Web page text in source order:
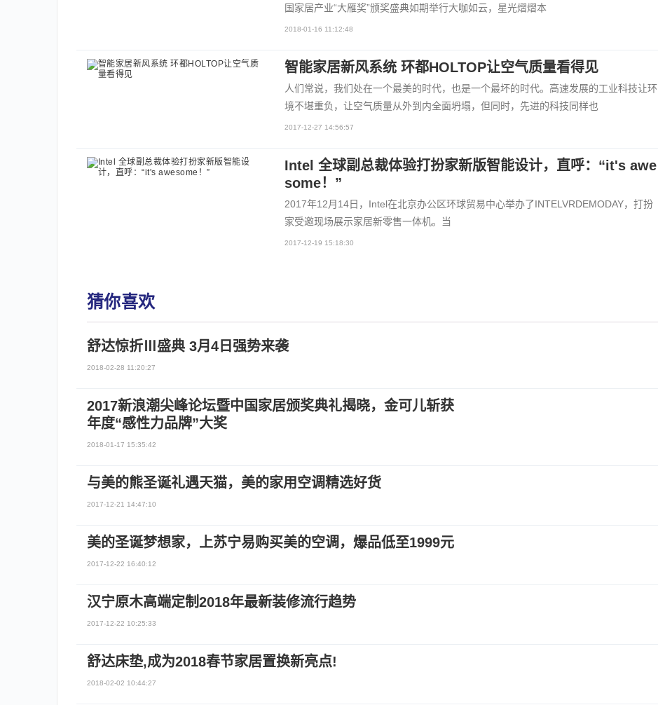
国家居产业“大雁奖”颁奖盛典如期举行大咖如云，星光熠熠本
2018-01-16 11:12:48
智能家居新风系统 环都HOLTOP让空气质量看得见
人们常说，我们处在一个最美的时代，也是一个最坏的时代。高速发展的工业科技让环
境不堪重负，让空气质量从外到内全面坍塌，但同时，先进的科技同样也
2017-12-27 14:56:57
Intel 全球副总裁体验打扮家新版智能设计，直呼：“it's awe
some！”
2017年12月14日，Intel在北京办公区环球贸易中心举办了INTELVRDEMODAY，打扮
家受邀现场展示家居新零售一体机。当
2017-12-19 15:18:30
猜你喜欢
舒达惊折Ⅲ盛典 3月4日强势来袭
2018-02-28 11:20:27
2017新浪潮尖峰论坛暨中国家居颁奖典礼揭晓，金可儿斩获
年度“感性力品牌”大奖
2018-01-17 15:35:42
与美的熊圣诞礼遇天猫，美的家用空调精选好货
2017-12-21 14:47:10
美的圣诞梦想家，上苏宁易购买美的空调，爆品低至1999元
2017-12-22 16:40:12
汉宁原木高端定制2018年最新装修流行趋势
2017-12-22 10:25:33
舒达床垫,成为2018春节家居置换新亮点!
2018-02-02 10:44:27